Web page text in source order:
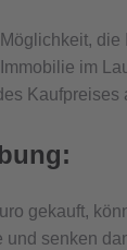
im
gekauft,
senken